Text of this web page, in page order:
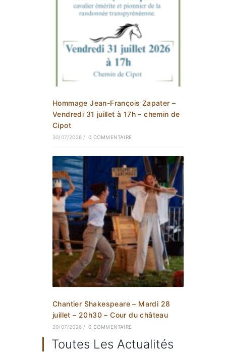
Hommage Jean-François Zapater –
Vendredi 31 juillet à 17h – chemin de
Cipot
30/07/2026 / 0 COMMENTAIRE
Chantier Shakespeare – Mardi 28
juillet – 20h30 – Cour du château
20/07/2026 / 0 COMMENTAIRE
Toutes Les Actualités